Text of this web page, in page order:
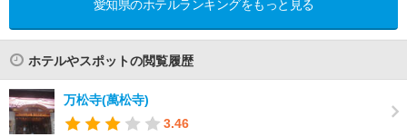
愛知県のホテルランキングをもっと見る
ホテルやスポットの閲覧履歴
万松寺(萬松寺)
3.46